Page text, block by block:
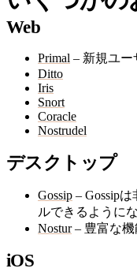
Web
Primal – 新規ユー
Ditto
Iris
Snort
Coracle
Nostrudel
デスクトップ
Gossip – Gossip
ルできるように
Nostur– 豊富な機
iOS